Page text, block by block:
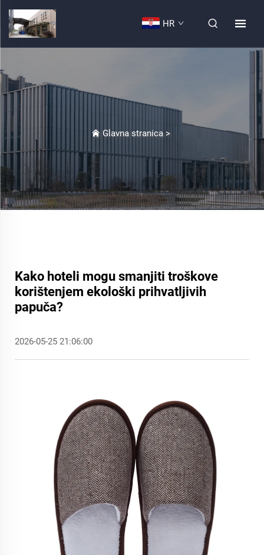
HR
Glavna stranica >
Kako hoteli mogu smanjiti troškove
korištenjem ekološki prihvatljivih
papuča?
2026-05-25 21:06:00